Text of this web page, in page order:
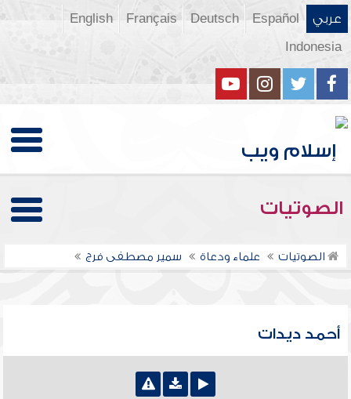
عربي Español
Deutsch
Français
English
Indonesia
الصوتيات
الصوتيات علماء ودعاة سمير مصطفى فرج
أحمد ديدات